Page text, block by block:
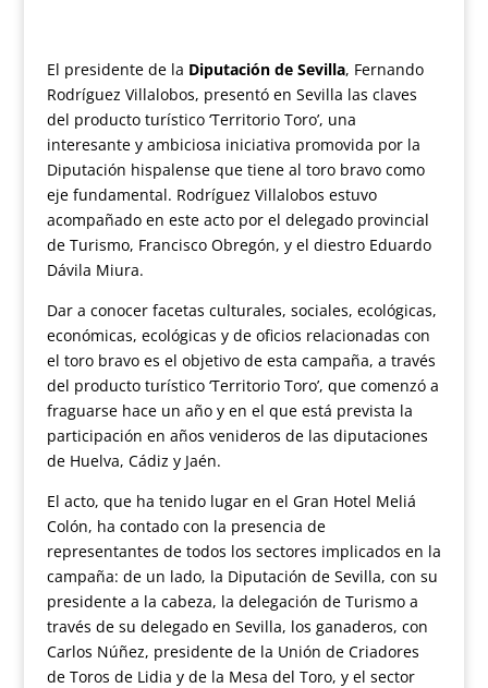
El presidente de la Diputación de Sevilla, Fernando
Rodríguez Villalobos, presentó en Sevilla las claves
del producto turístico ‘Territorio Toro’, una
interesante y ambiciosa iniciativa promovida por la
Diputación hispalense que tiene al toro bravo como
eje fundamental. Rodríguez Villalobos estuvo
acompañado en este acto por el delegado provincial
de Turismo, Francisco Obregón, y el diestro Eduardo
Dávila Miura.
Dar a conocer facetas culturales, sociales, ecológicas,
económicas, ecológicas y de oficios relacionadas con
el toro bravo es el objetivo de esta campaña, a través
del producto turístico ‘Territorio Toro’, que comenzó a
fraguarse hace un año y en el que está prevista la
participación en años venideros de las diputaciones
de Huelva, Cádiz y Jaén.
El acto, que ha tenido lugar en el Gran Hotel Meliá
Colón, ha contado con la presencia de
representantes de todos los sectores implicados en la
campaña: de un lado, la Diputación de Sevilla, con su
presidente a la cabeza, la delegación de Turismo a
través de su delegado en Sevilla, los ganaderos, con
Carlos Núñez, presidente de la Unión de Criadores
de Toros de Lidia y de la Mesa del Toro, y el sector